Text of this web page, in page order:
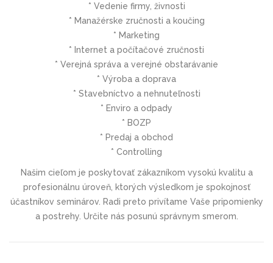
* Vedenie firmy, živnosti
* Manažérske zručnosti a koučing
* Marketing
* Internet a počítačové zručnosti
* Verejná správa a verejné obstarávanie
* Výroba a doprava
* Stavebníctvo a nehnuteľnosti
* Enviro a odpady
* BOZP
* Predaj a obchod
* Controlling
Našim cieľom je poskytovať zákazníkom vysokú kvalitu a
profesionálnu úroveň, ktorých výsledkom je spokojnosť
účastníkov seminárov. Radi preto privítame Vaše pripomienky
a postrehy. Určite nás posunú správnym smerom.